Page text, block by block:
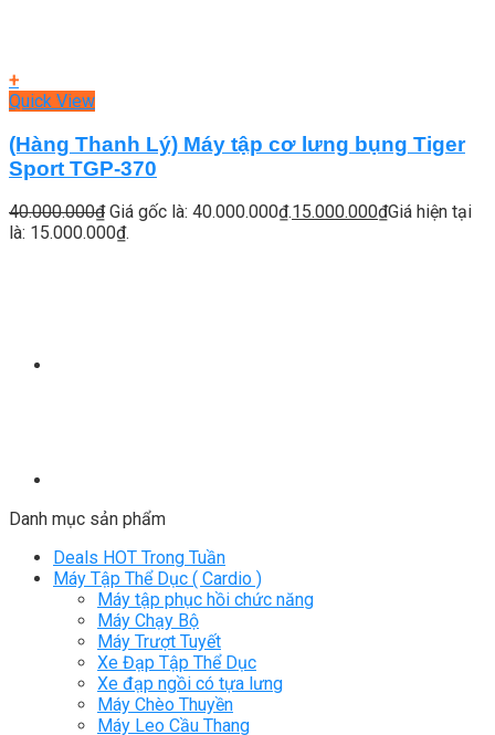
+
Quick View
(Hàng Thanh Lý) Máy tập cơ lưng bụng Tiger
Sport TGP-370
40.000.000₫ Giá gốc là: 40.000.000₫.15.000.000₫Giá hiện tại
là: 15.000.000₫.
Danh mục sản phẩm
Deals HOT Trong Tuần
Máy Tập Thể Dục ( Cardio )
Máy tập phục hồi chức năng
Máy Chạy Bộ
Máy Trượt Tuyết
Xe Đạp Tập Thể Dục
Xe đạp ngồi có tựa lưng
Máy Chèo Thuyền
Máy Leo Cầu Thang